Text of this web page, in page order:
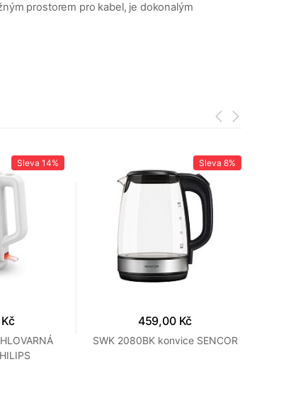
prostorem pro kabel, je dokonalým
Sleva 14% Sleva 8%
459,00 Kč
SWK 2080BK konvice SENCOR